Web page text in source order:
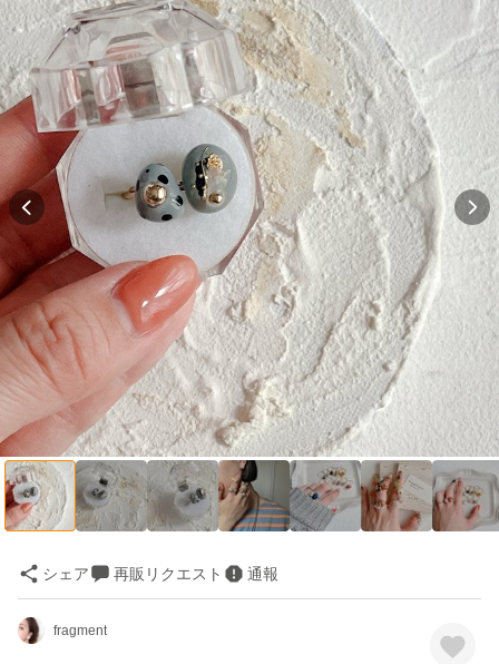
シェア 再販リクエスト 通報
fragment